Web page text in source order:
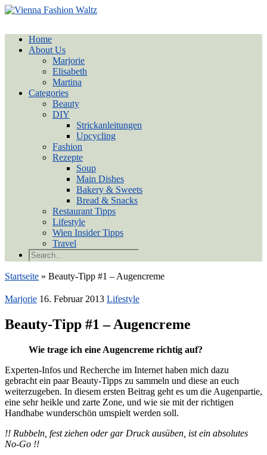
Home
About Us
Marjorie
Elisabeth
Martina
Categories
Beauty
DIY
Strickanleitungen
Upcycling
Fashion
Rezepte
Soup
Main Dishes
Bakery & Sweets
Bread & Snacks
Restaurant Tipps
Lifestyle
Wien Insider Tipps
Travel
Startseite » Beauty-Tipp #1 – Augencreme
Marjorie 16. Februar 2013 Lifestyle
Beauty-Tipp #1 – Augencreme
Wie trage ich eine Augencreme richtig auf?
Experten-Infos und Recherche im Internet haben mich dazu
gebracht ein paar Beauty-Tipps zu sammeln und diese an euch
weiterzugeben. In diesem ersten Beitrag geht es um die Augenpartie,
eine sehr heikle und zarte Zone, und wie sie mit der richtigen
Handhabe wunderschön umspielt werden soll.
!! Rubbeln, fest ziehen oder gar Druck ausüben, ist ein absolutes
No-Go !!